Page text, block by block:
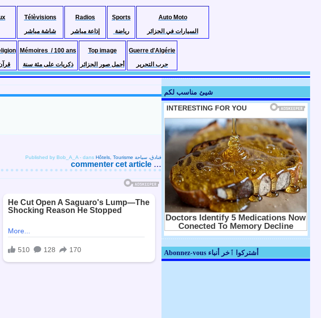
Télèvisions
شاشة مباشر
Radios
إذاعة مباشر
Sports
رياضة
Auto Moto
السيارات في الجزائر
Mémoires / 100 ans
ذكريات على مئة سنة
Top image
أجمل صور الجزائر
Guerre d'Algérie
حرب التحرير
Published by Bob_A_A - dans Hôtels, Tourisme فنادق، سياحة
commenter cet article …
شيئ مناسب لكم
Abonnez-vous أشتركوا ٱخر أنباء